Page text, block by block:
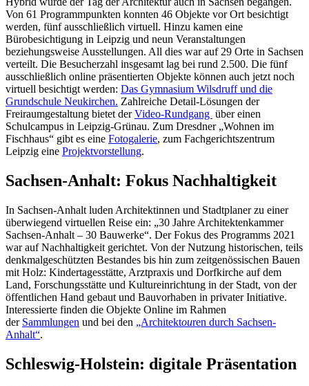
Von 61 Programmpunkten konnten 46 Objekte vor Ort besichtigt
werden, fünf ausschließlich virtuell. Hinzu kamen eine
Bürobesichtigung in Leipzig und neun Veranstaltungen
beziehungsweise Ausstellungen. All dies war auf 29 Orte in Sachsen
verteilt. Die Besucherzahl insgesamt lag bei rund 2.500. Die fünf
ausschließlich online präsentierten Objekte können auch jetzt noch
virtuell besichtigt werden: Das Gymnasium Wilsdruff und die
Grundschule Neukirchen. Zahlreiche Detail-Lösungen der
Freiraumgestaltung bietet derVideo-Rundgang über einen
Schulcampus in Leipzig-Grünau. Zum Dresdner „Wohnen im
Fischhaus“ gibt es eine Fotogalerie, zum Fachgerichtszentrum
Leipzig eine Projektvorstellung.
Sachsen-Anhalt: Fokus Nachhaltigkeit
In Sachsen-Anhalt luden Architektinnen und Stadtplaner zu einer
überwiegend virtuellen Reise ein: „30 Jahre Architektenkammer
Sachsen-Anhalt – 30 Bauwerke“. Der Fokus des Programms 2021
war auf Nachhaltigkeit gerichtet. Von der Nutzung historischen, teils
denkmalgeschützten Bestandes bis hin zum zeitgenössischen Bauen
mit Holz: Kindertagesstätte, Arztpraxis und Dorfkirche auf dem
Land, Forschungsstätte und Kultureinrichtung in der Stadt, von der
öffentlichen Hand gebaut und Bauvorhaben in privater Initiative.
Interessierte finden die Objekte Online im Rahmen
der Sammlungen und bei den „Architektouren durch Sachsen-
Anhalt“.
Schleswig-Holstein: digitale Präsentation